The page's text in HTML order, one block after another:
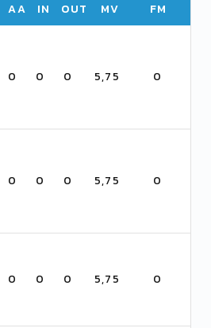
AA IN OUT MV FM
0 0 0 5,75 0
0 0 0 5,75 0
0 0 0 5,75 0